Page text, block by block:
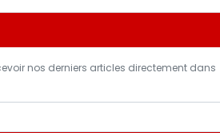
nos derniers articles directement dans